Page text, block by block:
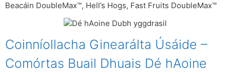
Beacáin DoubleMax™, Hell’s Hogs, Fast Fruits DoubleMax™
Coinníollacha Ginearálta Úsáide –
Comórtas Buail Dhuais Dé hAoine